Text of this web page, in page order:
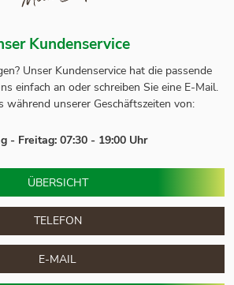
Kundenservice
Unser Kundenservice hat die passende
einfach an oder schreiben Sie eine E-Mail.
während unserer Geschäftszeiten von:
- Freitag: 07:30 - 19:00 Uhr
ÜBERSICHT
TELEFON
E-MAIL